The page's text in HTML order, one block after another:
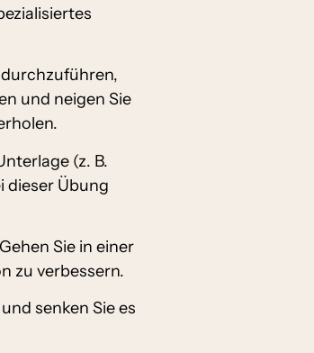
und neigen Sie
(z. B.
dieser Übung
Sie in einer
zu verbessern.
senken Sie es